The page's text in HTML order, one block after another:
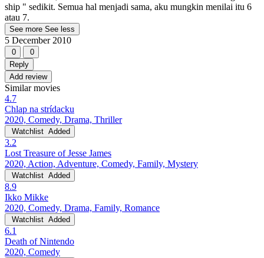
ship " sedikit. Semua hal menjadi sama, aku mungkin menilai itu 6
atau 7.
See more See less
5 December 2010
0
0
Reply
Add review
Similar movies
4.7
Chlap na strídacku
2020, Comedy, Drama, Thriller
Watchlist Added
3.2
Lost Treasure of Jesse James
2020, Action, Adventure, Comedy, Family, Mystery
Watchlist Added
8.9
Ikko Mikke
2020, Comedy, Drama, Family, Romance
Watchlist Added
6.1
Death of Nintendo
2020, Comedy